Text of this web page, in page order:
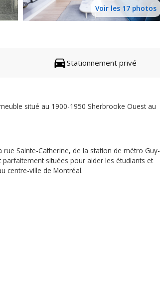
Voir les 17 photos
Stationnement privé
situé au 1900-1950 Sherbrooke Ouest au
Sainte-Catherine, de la station de métro Guy-
parfaitement situées pour aider les étudiants et
centre-ville de Montréal.